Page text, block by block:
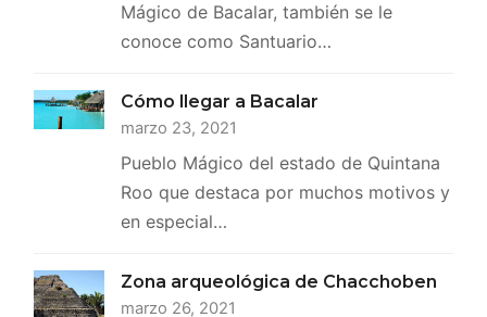
Mágico de Bacalar, también se le
conoce como Santuario…
Cómo llegar a Bacalar
marzo 23, 2021
Pueblo Mágico del estado de Quintana
Roo que destaca por muchos motivos y
en especial…
Zona arqueológica de Chacchoben
marzo 26, 2021